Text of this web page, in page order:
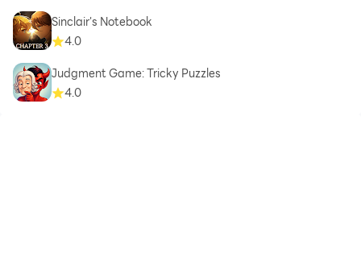
Sinclair's Notebook
4.0
Judgment Game: Tricky Puzzles
4.0